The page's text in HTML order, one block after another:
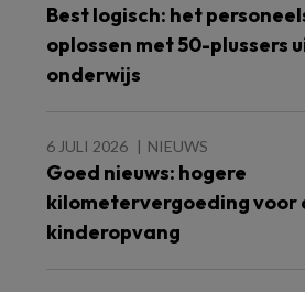
Best logisch: het
oplossen met 50-plussers
onderwijs
6 JULI 2026 NIEUWS
Goed nieuws: hogere
kilometervergoeding voor
kinderopvang